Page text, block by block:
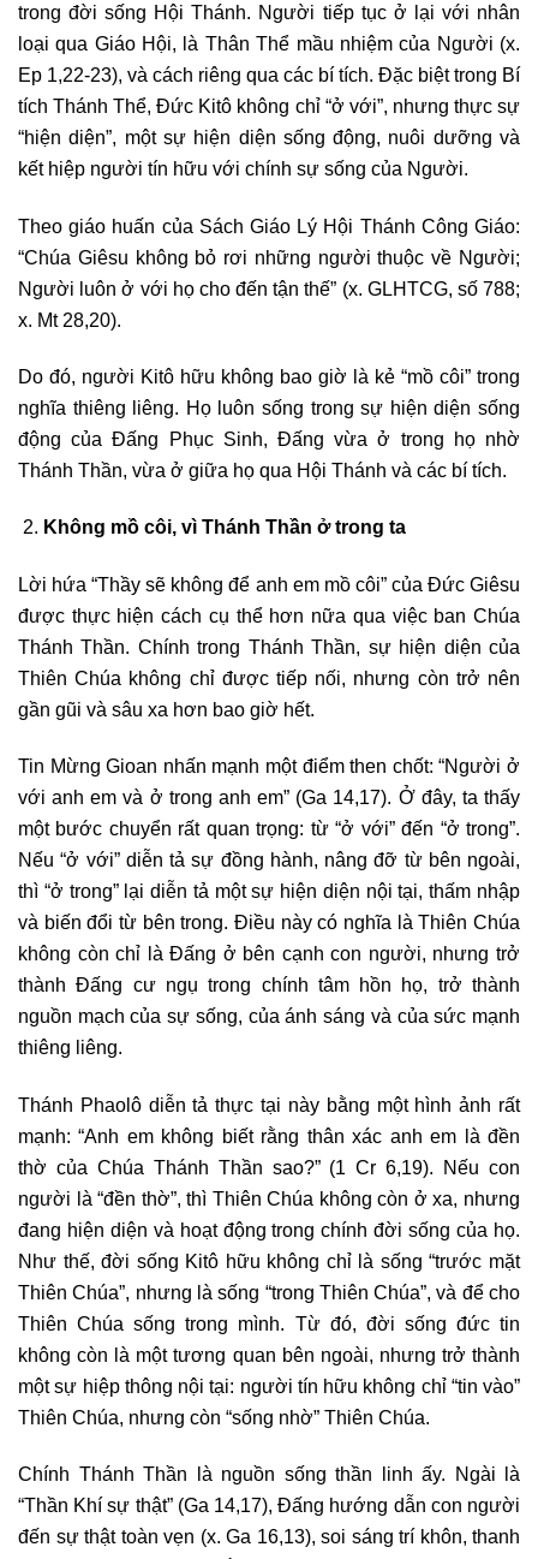
trong đời sống Hội Thánh. Người tiếp tục ở lại với nhân
loại qua Giáo Hội, là Thân Thể mầu nhiệm của Người (x.
Ep 1,22-23), và cách riêng qua các bí tích. Đặc biệt trong Bí
tích Thánh Thể, Đức Kitô không chỉ “ở với”, nhưng thực sự
“hiện diện”, một sự hiện diện sống động, nuôi dưỡng và
kết hiệp người tín hữu với chính sự sống của Người.
Theo giáo huấn của Sách Giáo Lý Hội Thánh Công Giáo:
“Chúa Giêsu không bỏ rơi những người thuộc về Người;
Người luôn ở với họ cho đến tận thế” (x. GLHTCG, số 788;
x. Mt 28,20).
Do đó, người Kitô hữu không bao giờ là kẻ “mồ côi” trong
nghĩa thiêng liêng. Họ luôn sống trong sự hiện diện sống
động của Đấng Phục Sinh, Đấng vừa ở trong họ nhờ
Thánh Thần, vừa ở giữa họ qua Hội Thánh và các bí tích.
Không mồ côi, vì Thánh Thần ở trong ta
Lời hứa “Thầy sẽ không để anh em mồ côi” của Đức Giêsu
được thực hiện cách cụ thể hơn nữa qua việc ban Chúa
Thánh Thần. Chính trong Thánh Thần, sự hiện diện của
Thiên Chúa không chỉ được tiếp nối, nhưng còn trở nên
gần gũi và sâu xa hơn bao giờ hết.
Tin Mừng Gioan nhấn mạnh một điểm then chốt: “Người ở
với anh em và ở trong anh em” (Ga 14,17). Ở đây, ta thấy
một bước chuyển rất quan trọng: từ “ở với” đến “ở trong”.
Nếu “ở với” diễn tả sự đồng hành, nâng đỡ từ bên ngoài,
thì “ở trong” lại diễn tả một sự hiện diện nội tại, thấm nhập
và biến đổi từ bên trong. Điều này có nghĩa là Thiên Chúa
không còn chỉ là Đấng ở bên cạnh con người, nhưng trở
thành Đấng cư ngụ trong chính tâm hồn họ, trở thành
nguồn mạch của sự sống, của ánh sáng và của sức mạnh
thiêng liêng.
Thánh Phaolô diễn tả thực tại này bằng một hình ảnh rất
mạnh: “Anh em không biết rằng thân xác anh em là đền
thờ của Chúa Thánh Thần sao?” (1 Cr 6,19). Nếu con
người là “đền thờ”, thì Thiên Chúa không còn ở xa, nhưng
đang hiện diện và hoạt động trong chính đời sống của họ.
Như thế, đời sống Kitô hữu không chỉ là sống “trước mặt
Thiên Chúa”, nhưng là sống “trong Thiên Chúa”, và để cho
Thiên Chúa sống trong mình. Từ đó, đời sống đức tin
không còn là một tương quan bên ngoài, nhưng trở thành
một sự hiệp thông nội tại: người tín hữu không chỉ “tin vào”
Thiên Chúa, nhưng còn “sống nhờ” Thiên Chúa.
Chính Thánh Thần là nguồn sống thần linh ấy. Ngài là
“Thần Khí sự thật” (Ga 14,17), Đấng hướng dẫn con người
đến sự thật toàn vẹn (x. Ga 16,13), soi sáng trí khôn, thanh